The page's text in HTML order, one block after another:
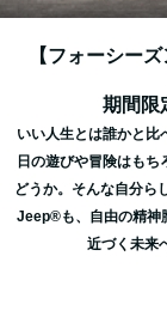
【フォーシー
期間限
いい人生とは誰かと比
日の遊びや冒険はも
どうか。そんな自分ら
Jeep®も、自由の精神
近づく未来